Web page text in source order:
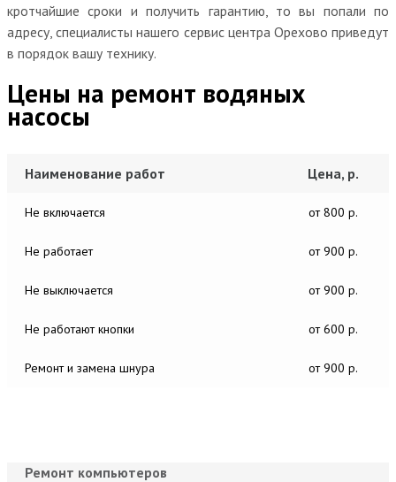
кротчайшие сроки и получить гарантию, то вы попали по
адресу, специалисты нашего сервис центра Орехово приведут
в порядок вашу технику.
Цены на ремонт водяных
насосы
Наименование работ Цена, р.
Не включается от 800 р.
Не работает от 900 р.
Не выключается от 900 р.
Не работают кнопки от 600 р.
Ремонт и замена шнура от 900 р.
Ремонт компьютеров